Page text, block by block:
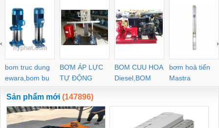
bom truc dung
ewara,bom bu
ewara
BƠM ÁP LỰC
TỰ ĐỘNG
BOM CUU HOA
Diesel,BOM
CHUA CHAY
bơm hoả tiển
Mastra
‹ ›
Sản phẩm mới (147896)